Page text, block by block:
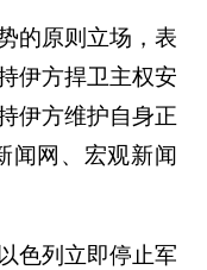
的原则立场，表
伊方捍卫主权安
伊方维护自身正
闻网、宏观新闻
色列立即停止军